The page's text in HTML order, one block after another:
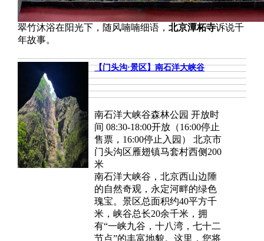
翠竹沐浴在阳光下，随风喃喃细语，北京潭柘寺诉说千
年故事。
【门头沟·景区】南石洋大峡谷
南石洋大峡谷森林公园 开放时
间 08:30-18:00开放（16:00停止
售票，16:00停止入园） 北京市
门头沟区雁翅镇马套村西侧200
米
南石洋大峡谷，北京西山边陲
的自然奇观，永定河畔的绿色
瑰宝。景区总面积约40平方千
米，峡谷总长20余千米，拥
有“一峡九谷，十八湾，七十二
节点”的丰富地貌。这里，您将